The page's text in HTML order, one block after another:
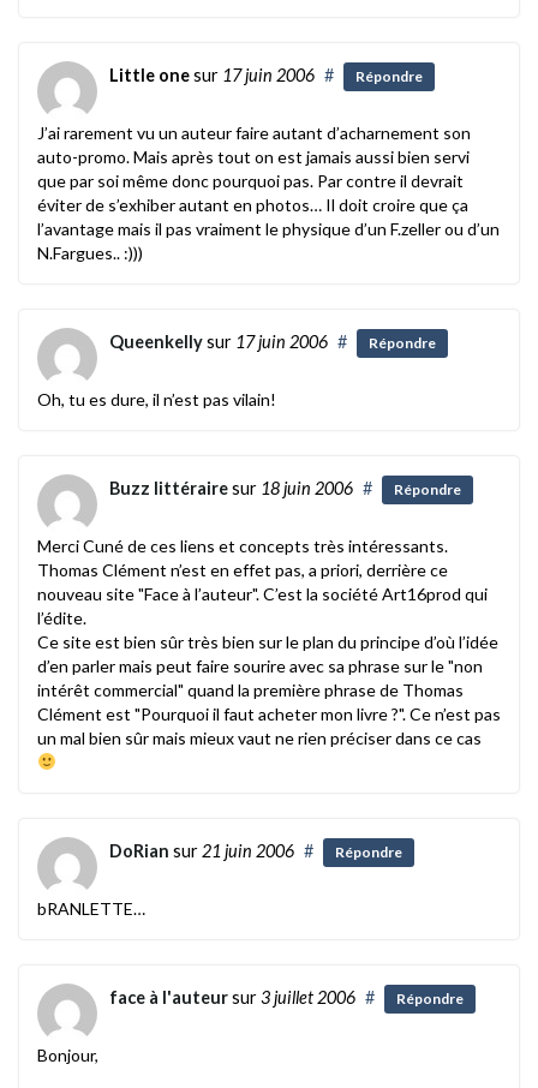
Little onesur 17 juin 2006 # Répondre
J’ai rarement vu un auteur faire autant d’acharnement son
auto-promo. Mais après tout on est jamais aussi bien servi
que par soi même donc pourquoi pas. Par contre il devrait
éviter de s’exhiber autant en photos… Il doit croire que ça
l’avantage mais il pas vraiment le physique d’un F.zeller ou d’un
N.Fargues.. :)))
Queenkellysur 17 juin 2006 # Répondre
Oh, tu es dure, il n’est pas vilain!
Buzz littérairesur 18 juin 2006 # Répondre
Merci Cuné de ces liens et concepts très intéressants.
Thomas Clément n’est en effet pas, a priori, derrière ce
nouveau site "Face à l’auteur". C’est la société Art16prod qui
l’édite.
Ce site est bien sûr très bien sur le plan du principe d’où l’idée
d’en parler mais peut faire sourire avec sa phrase sur le "non
intérêt commercial" quand la première phrase de Thomas
Clément est "Pourquoi il faut acheter mon livre ?". Ce n’est pas
un mal bien sûr mais mieux vaut ne rien préciser dans ce cas
DoRian sur 21 juin 2006 # Répondre
bRANLETTE…
face à l'auteursur3 juillet 2006 # Répondre
Bonjour,